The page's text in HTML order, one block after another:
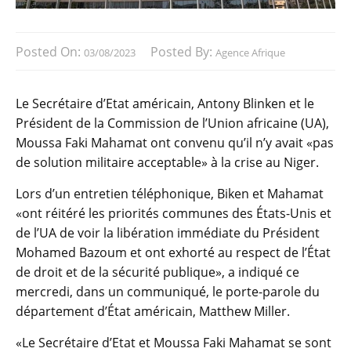
Posted On: 03/08/2023 Posted By: Agence Afrique
Le Secrétaire d’Etat américain, Antony Blinken et le
Président de la Commission de l’Union africaine (UA),
Moussa Faki Mahamat ont convenu qu’il n’y avait «pas
de solution militaire acceptable» à la crise au Niger.
Lors d’un entretien téléphonique, Biken et Mahamat
«ont réitéré les priorités communes des États-Unis et
de l’UA de voir la libération immédiate du Président
Mohamed Bazoum et ont exhorté au respect de l’État
de droit et de la sécurité publique», a indiqué ce
mercredi, dans un communiqué, le porte-parole du
département d’État américain, Matthew Miller.
«Le Secrétaire d’Etat et Moussa Faki Mahamat se sont